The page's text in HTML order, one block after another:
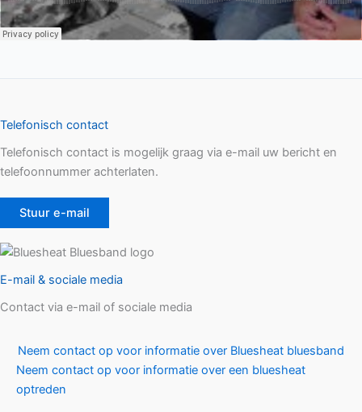
Telefonisch contact
Telefonisch contact is mogelijk graag via e-mail uw bericht en
telefoonnummer achterlaten.
Stuur e-mail
E-mail & sociale media
Contact via e-mail of sociale media
Neem contact op voor informatie over Bluesheat bluesband
Neem contact op voor informatie over een bluesheat
optreden